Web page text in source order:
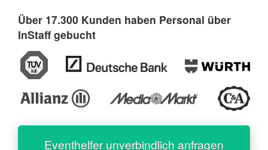
Über 17.300 Kunden haben Personal über
InStaff gebucht
Eventhelfer unverbindlich anfragen